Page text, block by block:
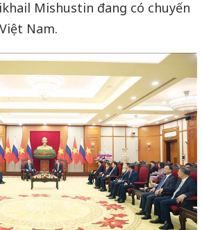
Mishustin đang có chuyến
Nam.